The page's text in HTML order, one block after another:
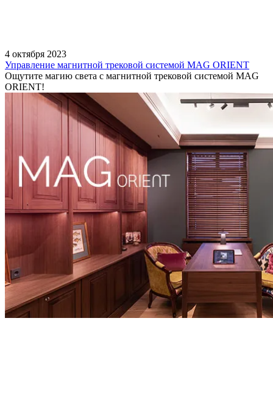
4 октября 2023
Управление магнитной трековой системой MAG ORIENT
Ощутите магию света с магнитной трековой системой MAG
ORIENT!